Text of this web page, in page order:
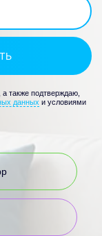
, а также подтверждаю,
данных и условиями